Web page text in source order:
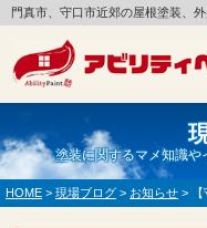
門真市、守口市近郊の屋根塗装、
塗装に関するマメ知識
HOME > 現場ブログ > お知らせ >